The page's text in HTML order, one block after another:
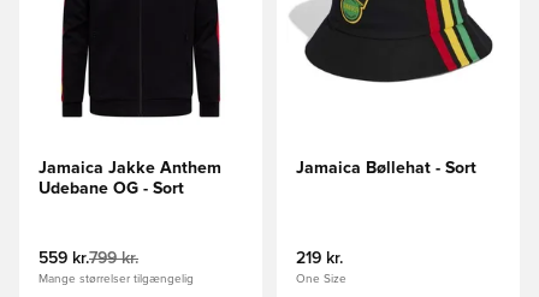
Jamaica Jakke Anthem
Udebane OG - Sort
559 kr.799 kr.
Mange størrelser tilgængelig
Jamaica Bøllehat - Sort
219 kr.
One Size